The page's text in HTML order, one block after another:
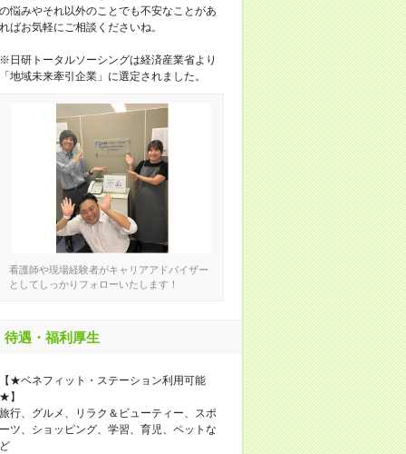
悩みやそれ以外のことでも不安なことがあ
ばお気軽にご相談くださいね。
日研トータルソーシングは経済産業省より
地域未来牽引企業」に選定されました。
看護師や現場経験者がキャリアアドバイザー
としてしっかりフォローいたします！
待遇・福利厚生
★ベネフィット・ステーション利用可能
】
行、グルメ、リラク＆ビューティー、スポ
ツ、ショッピング、学習、育児、ペットな